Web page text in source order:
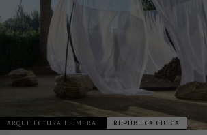
ARQUITECTURA EFÍMERA REPÚBLICA CHECA